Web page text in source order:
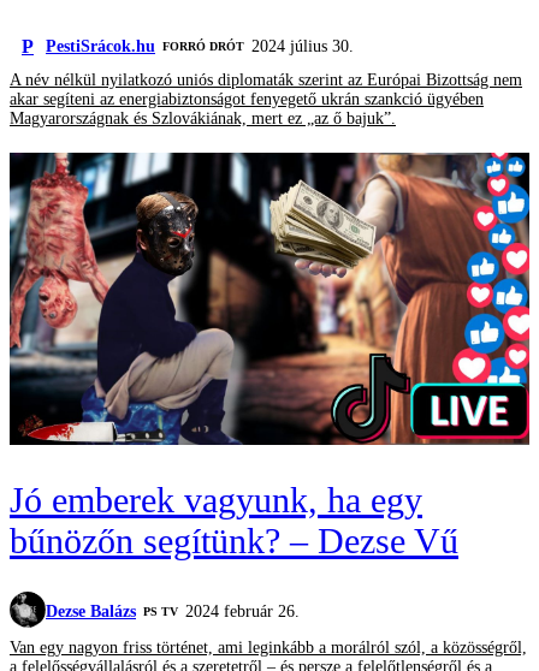
P PestiSrácok.hu FORRÓ DRÓT 2024 július 30.
A név nélkül nyilatkozó uniós diplomaták szerint az Európai Bizottság nem
akar segíteni az energiabiztonságot fenyegető ukrán szankció ügyében
Magyarországnak és Szlovákiának, mert ez „az ő bajuk”.
Jó emberek vagyunk, ha egy
bűnözőn segítünk? – Dezse Vű
Dezse Balázs PS TV 2024 február 26.
Van egy nagyon friss történet, ami leginkább a morálról szól, a közösségről,
a felelősségvállalásról és a szeretetről – és persze a felelőtlenségről és a